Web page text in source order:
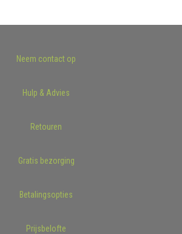
Neem contact op
Hulp & Advies
Retouren
Gratis bezorging
Betalingsopties
Prijsbelofte